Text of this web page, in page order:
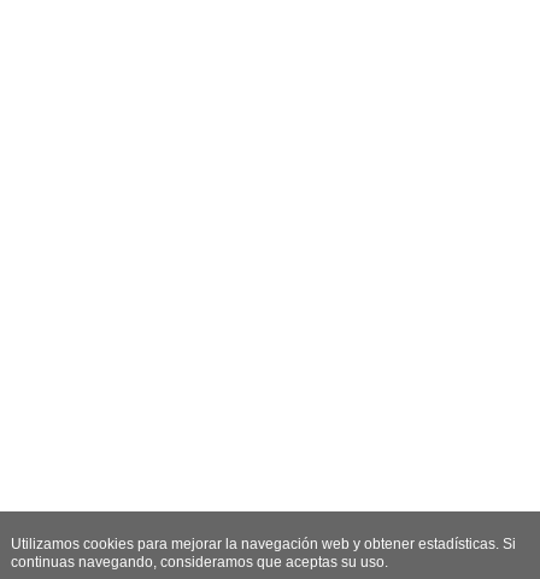
Utilizamos cookies para mejorar la navegación web y obtener estadísticas. Si
continuas navegando, consideramos que aceptas su uso.